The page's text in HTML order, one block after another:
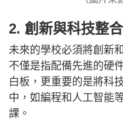
2. 創新與科技整合
未來的學校必須將創新
不僅是指配備先進的硬
白板，更重要的是將科
中，如編程和人工智能
課。